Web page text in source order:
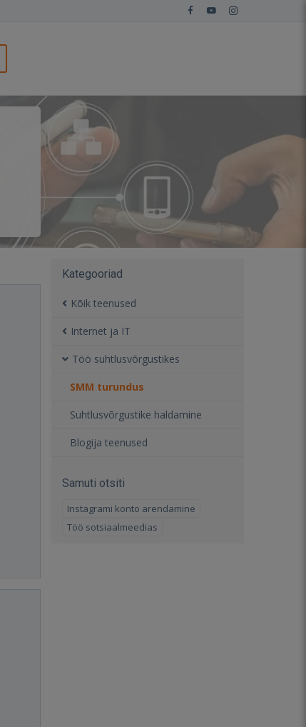
Kategooriad
Kõik teenused
Internet ja IT
Töö suhtlusvõrgustikes
SMM turundus
Suhtlusvõrgustike haldamine
Blogija teenused
Samuti otsiti
Instagrami konto arendamine
Töö sotsiaalmeedias